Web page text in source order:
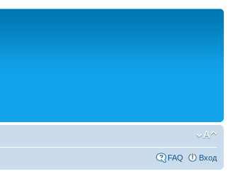
FAQ Вход